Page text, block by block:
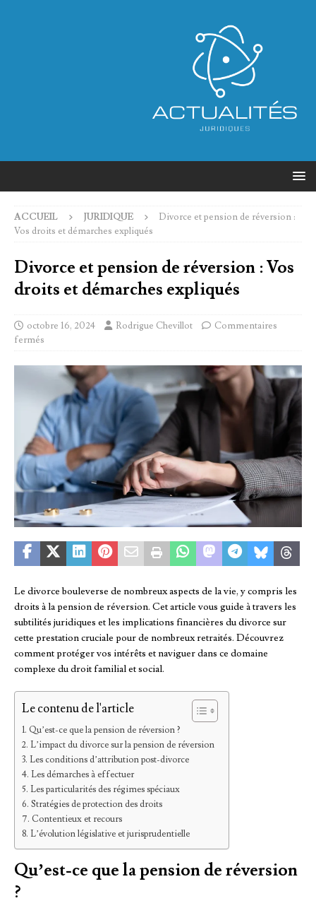
ACCUEIL JURIDIQUE
Divorce et pension de réversion :
Vos droits et démarches expliqués
Divorce et pension de réversion : Vos
droits et démarches expliqués
octobre 16, 2024 Rodrigue Chevillot
Commentaires
fermés
Le divorce bouleverse de nombreux aspects de la vie, y compris les
droits à la pension de réversion. Cet article vous guide à travers les
subtilités juridiques et les implications financières du divorce sur
cette prestation cruciale pour de nombreux retraités. Découvrez
comment protéger vos intérêts et naviguer dans ce domaine
complexe du droit familial et social.
Le contenu de l'article
Qu’est-ce que la pension de réversion ?
L’impact du divorce sur la pension de réversion
Les conditions d’attribution post-divorce
Les démarches à effectuer
Les particularités des régimes spéciaux
Stratégies de protection des droits
Contentieux et recours
L’évolution législative et jurisprudentielle
Qu’est-ce que la pension de réversion
?